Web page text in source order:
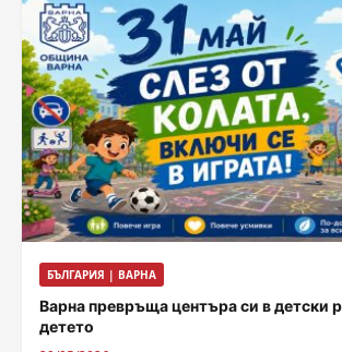
БЪЛГАРИЯ | ВАРНА
Варна превръща центъра си в детски
детето